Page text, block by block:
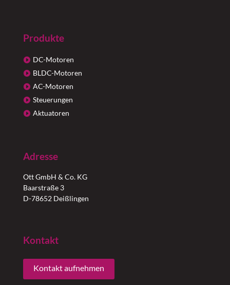
Produkte
DC-Motoren
BLDC-Motoren
AC-Motoren
Steuerungen
Aktuatoren
Adresse
Ott GmbH & Co. KG
Baarstraße 3
D-78652 Deißlingen
Kontakt
Kontakt aufnehmen